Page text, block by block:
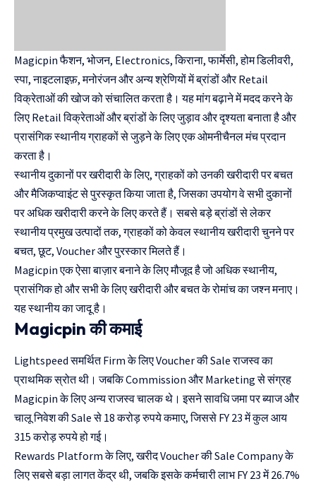
Magicpin फैशन, भोजन, Electronics, किराना, फार्मेसी, होम डिलीवरी,
स्पा, नाइटलाइफ़, मनोरंजन और अन्य श्रेणियों में ब्रांडों और Retail
विक्रेताओं की खोज को संचालित करता है। यह मांग बढ़ाने में मदद करने के
लिए Retail विक्रेताओं और ब्रांडों के लिए जुड़ाव और दृश्यता बनाता है और
प्रासंगिक स्थानीय ग्राहकों से जुड़ने के लिए एक ओमनीचैनल मंच प्रदान
करता है।
स्थानीय दुकानों पर खरीदारी के लिए, ग्राहकों को उनकी खरीदारी पर बचत
और मैजिकप्वाइंट से पुरस्कृत किया जाता है, जिसका उपयोग वे सभी दुकानों
पर अधिक खरीदारी करने के लिए करते हैं। सबसे बड़े ब्रांडों से लेकर
स्थानीय प्रमुख उत्पादों तक, ग्राहकों को केवल स्थानीय खरीदारी चुनने पर
बचत, छूट, Voucher और पुरस्कार मिलते हैं।
Magicpin एक ऐसा बाज़ार बनाने के लिए मौजूद है जो अधिक स्थानीय,
प्रासंगिक हो और सभी के लिए खरीदारी और बचत के रोमांच का जश्न मनाए।
यह स्थानीय का जादू है।
Magicpin की कमाई
Lightspeed समर्थित Firm के लिए Voucher की Sale राजस्व का
प्राथमिक स्रोत थी। जबकि Commission और Marketing से संग्रह
Magicpin के लिए अन्य राजस्व चालक थे। इसने सावधि जमा पर ब्याज और
चालू निवेश की Sale से 18 करोड़ रुपये कमाए, जिससे FY 23 में कुल आय
315 करोड़ रुपये हो गई।
Rewards Platform के लिए, खरीद Voucher की Sale Company के
लिए सबसे बड़ा लागत केंद्र थी, जबकि इसके कर्मचारी लाभ FY 23 में 26.7%